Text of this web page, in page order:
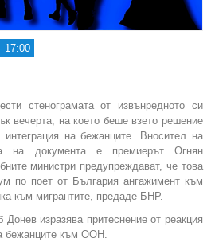
17:00
стенограмата от извънредното си
вечерта, на което беше взето решение
на бежанците. Вносител на
на документа е премиерът Огнян
министри предупреждават, че това
по поет от България ангажимент към
към мигрантите, предаде БНР.
изразява притеснение от реакция
бежанците към ООН.